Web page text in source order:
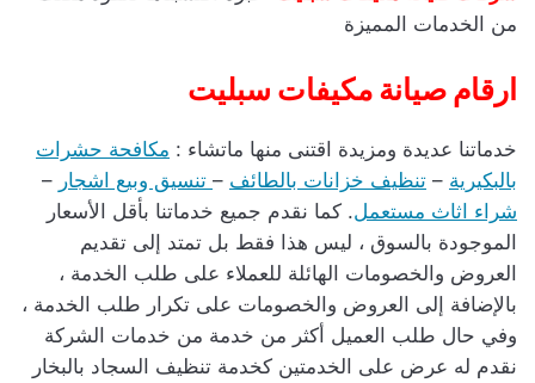
من الخدمات المميزة
ارقام صيانة مكيفات سبليت
خدماتنا عديدة ومزيدة اقتنى منها ماتشاء : مكافحة حشرات
بالبكيرية – تنظيف خزانات بالطائف – تنسيق وبيع اشجار –
شراء اثاث مستعمل. كما نقدم جميع خدماتنا بأقل الأسعار
الموجودة بالسوق ، ليس هذا فقط بل تمتد إلى تقديم
العروض والخصومات الهائلة للعملاء على طلب الخدمة ،
بالإضافة إلى العروض والخصومات على تكرار طلب الخدمة ،
وفي حال طلب العميل أكثر من خدمة من خدمات الشركة
نقدم له عرض على الخدمتين كخدمة تنظيف السجاد بالبخار